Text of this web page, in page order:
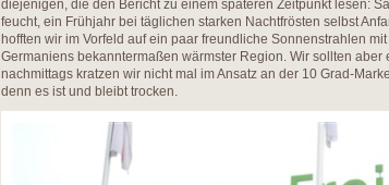
diejenigen, die den Bericht zu einem späteren Zeitpunkt lesen:
feucht, ein Frühjahr bei täglichen starken Nachtfrösten selbst
hofften wir im Vorfeld auf ein paar freundliche Sonnenstrahlen
Germaniens bekanntermaßen wärmster Region. Wir sollten aber
nachmittags kratzen wir nicht mal im Ansatz an der 10 Grad-
denn es ist und bleibt trocken.